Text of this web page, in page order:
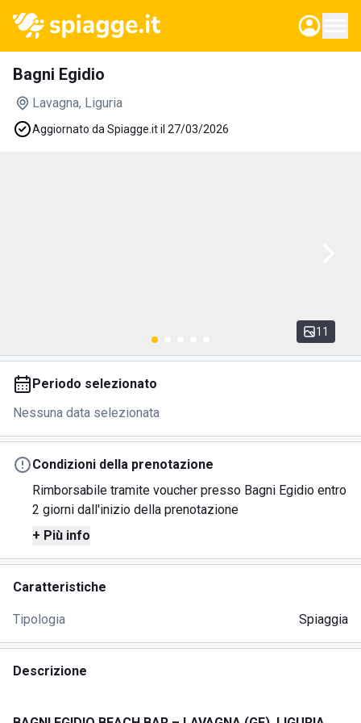
Bagni Egidio
Lavagna, Liguria
Aggiornato da Spiagge.it il 27/03/2026
11
Periodo selezionato
Nessuna data selezionata
Condizioni della prenotazione
Rimborsabile tramite voucher presso Bagni Egidio entro
2 giorni dall'inizio della prenotazione
+ Più info
Caratteristiche
Tipologia Spiaggia
Descrizione